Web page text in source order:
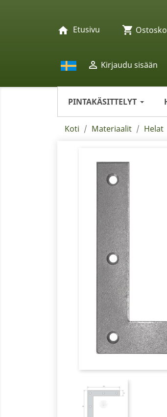
home Etusivu
 Kirjaudu sisään
shopping_cart
PINTAKÄSITTELYT
Koti Materiaalit Helat